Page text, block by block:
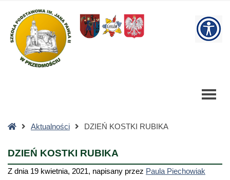
KOSTKI
RUBIKA
Szkoła
Podstawowa
StronaAktualności DZIEŃ KOSTKI RUBIKA
DZIEŃ KOSTKI RUBIKA
Z dnia 19 kwietnia, 2021, napisany przez Paula Piechowiak